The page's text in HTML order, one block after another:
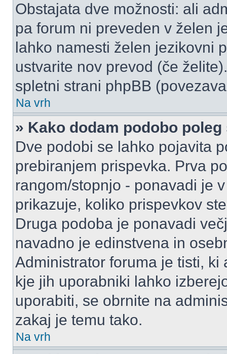
Obstajata dve možnosti: ali
pa forum ni preveden v želen
lahko namesti želen jezikovni
ustvarite nov prevod (če
spletni strani phpBB
Na vrh
» Kako dodam podobo
Dve podobi se lahko pojavita
prebiranjem prispevka. Prva
rangom/stopnjo - ponavadi je
prikazuje, koliko prispevkov
Druga podoba je ponavadi
navadno je edinstvena in
Administrator foruma je tisti,
kje jih uporabniki lahko
uporabiti, se obrnite na
zakaj je temu tako.
Na vrh